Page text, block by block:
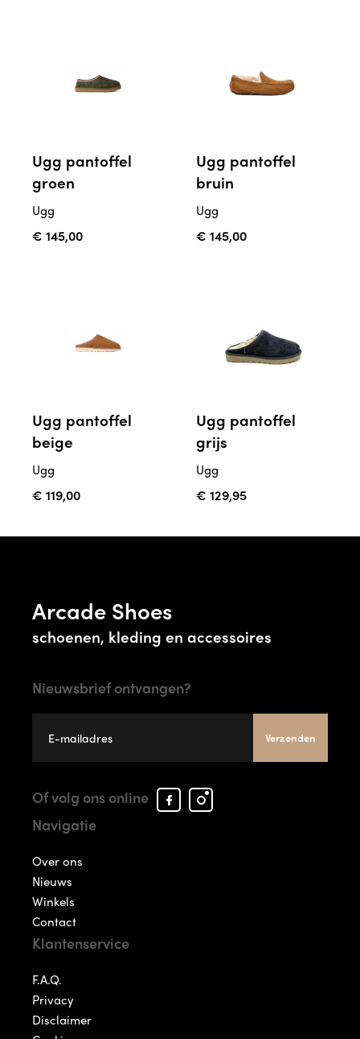
Ugg pantoffel
groen
Ugg
€ 145,00
Ugg pantoffel
bruin
Ugg
€ 145,00
Ugg pantoffel
beige
Ugg
€ 119,00
Ugg pantoffel
grijs
Ugg
€ 129,95
Arcade Shoes
schoenen, kleding en accessoires
Nieuwsbrief ontvangen?
Verzenden
Of volg ons online Facebook
Arcade
Instagram
Arcade
Navigatie
Over ons
Nieuws
Winkels
Contact
Klantenservice
F.A.Q.
Privacy
Disclaimer